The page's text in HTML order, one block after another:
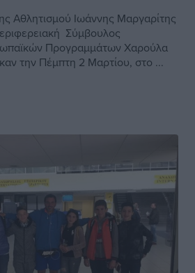
Αθλητισμού Ιωάννης Μαργαρίτης
Σύμβουλος
Προγραμμάτων Χαρούλα
την Πέμπτη 2 Μαρτίου, στο ...